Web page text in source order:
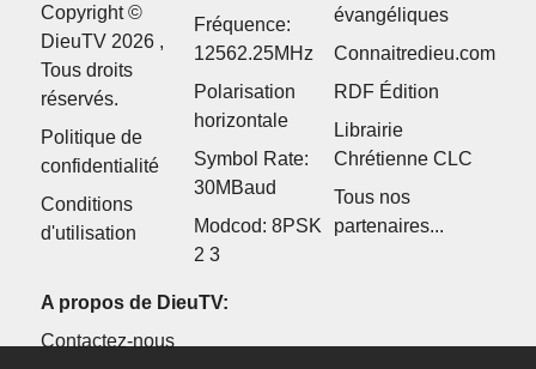
Copyright ©
DieuTV 2026 ,
Tous droits
réservés.
Politique de
confidentialité
Conditions
d'utilisation
Fréquence:
12562.25MHz
Polarisation
horizontale
Symbol Rate:
30MBaud
Modcod: 8PSK
2 3
évangéliques
Connaitredieu.com
RDF Édition
Librairie
Chrétienne CLC
Tous nos
partenaires...
A propos de DieuTV:
Contactez-nous